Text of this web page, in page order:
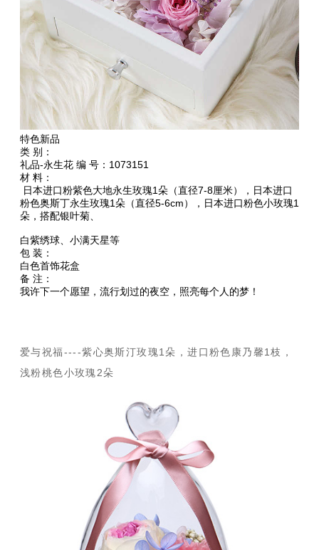
特色新品
类 别：
礼品-永生花 编 号：1073151
材 料：
日本进口粉紫色大地永生玫瑰1朵（直径7-8厘米），日本进口
粉色奥斯丁永生玫瑰1朵（直径5-6cm），日本进口粉色小玫瑰1
朵，搭配银叶菊、
白紫绣球、小满天星等
包 装：
白色首饰花盒
备 注：
我许下一个愿望，流行划过的夜空，照亮每个人的梦！
爱与祝福----紫心奥斯汀玫瑰1朵，进口粉色康乃馨1枝，
浅粉桃色小玫瑰2朵